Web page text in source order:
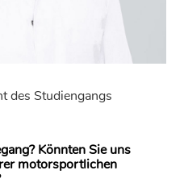
des Studiengangs
Könnten Sie uns
motorsportlichen